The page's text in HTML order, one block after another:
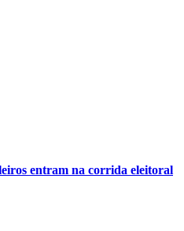
entram na corrida eleitoral